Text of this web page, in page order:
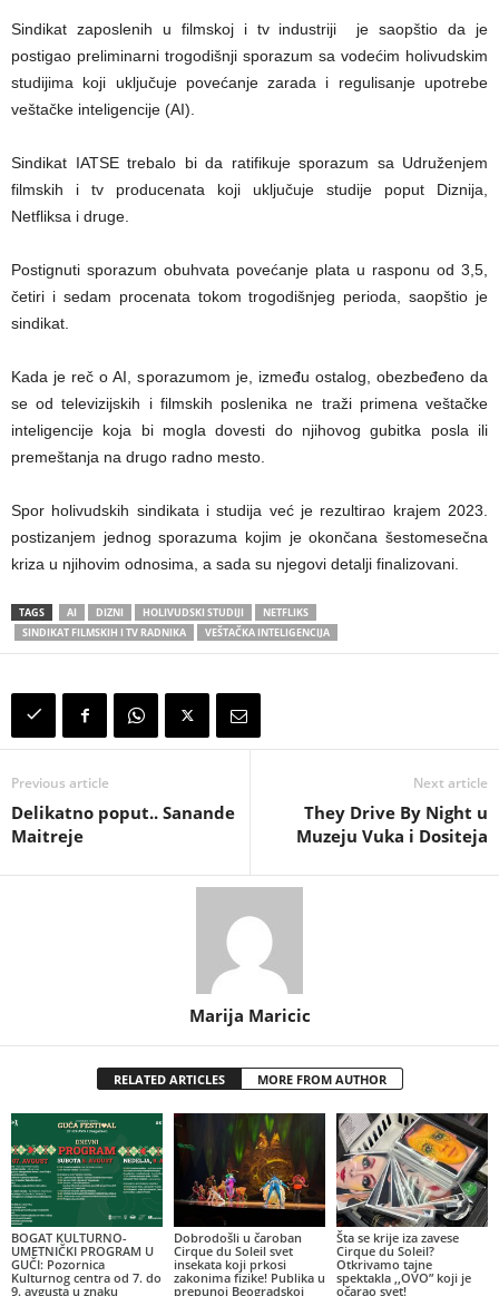
Sindikat zaposlenih u filmskoj i tv industriji je saopštio da je
postigao preliminarni trogodišnji sporazum sa vodećim holivudskim
studijima koji uključuje povećanje zarada i regulisanje upotrebe
veštačke inteligencije (AI).
Sindikat IATSE trebalo bi da ratifikuje sporazum sa Udruženjem
filmskih i tv producenata koji uključuje studije poput Diznija,
Netfliksa i druge.
Postignuti sporazum obuhvata povećanje plata u rasponu od 3,5,
četiri i sedam procenata tokom trogodišnjeg perioda, saopštio je
sindikat.
Kada je reč o AI, sporazumom je, između ostalog, obezbeđeno da
se od televizijskih i filmskih poslenika ne traži primena veštačke
inteligencije koja bi mogla dovesti do njihovog gubitka posla ili
premeštanja na drugo radno mesto.
Spor holivudskih sindikata i studija već je rezultirao krajem 2023.
postizanjem jednog sporazuma kojim je okončana šestomesečna
kriza u njihovim odnosima, a sada su njegovi detalji finalizovani.
TAGS AI DIZNI HOLIVUDSKI STUDIJI
NETFLIKS
SINDIKAT FILMSKIH I TV RADNIKA
VEŠTAČKA INTELIGENCIJA
Previous article
Delikatno poput.. Sanande
Maitreje
Next article
They Drive By Night u
Muzeju Vuka i Dositeja
Marija Maricic
RELATED ARTICLES MORE FROM AUTHOR
BOGAT KULTURNO-
UMETNIČKI PROGRAM U
GUČI: Pozornica
Kulturnog centra od 7. do
9. avgusta u znaku
Dobrodošli u čaroban
Cirque du Soleil svet
insekata koji prkosi
zakonima fizike! Publika u
prepunoj Beogradskoj
Šta se krije iza zavese
Cirque du Soleil?
Otkrivamo tajne
spektakla ,,OVO” koji je
očarao svet!